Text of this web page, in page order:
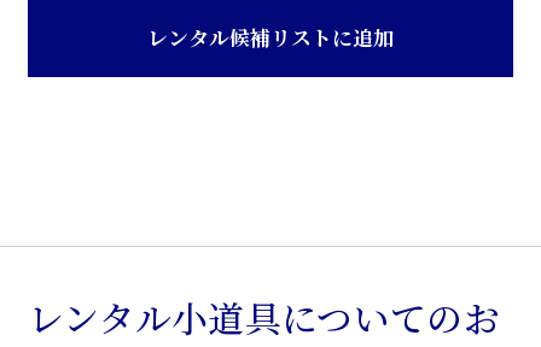
桑
個
レンタル候補リストに追加
レンタル小道具についてのお